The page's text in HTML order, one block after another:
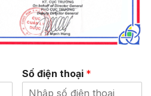
Số điện thoại *